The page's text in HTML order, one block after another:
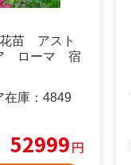
苗 アスト
ローマ 宿
庫： 4849
52999円